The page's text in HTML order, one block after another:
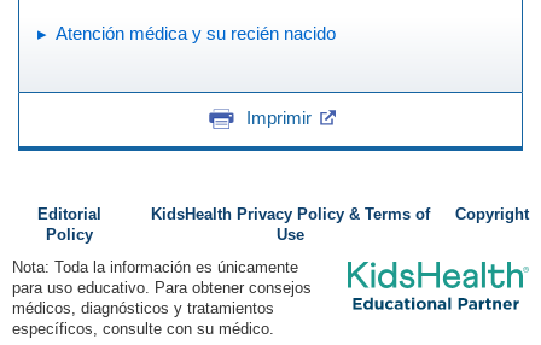
Atención médica y su recién nacido
Imprimir
Editorial
Policy
KidsHealth Privacy Policy & Terms of
Use
Copyright
Nota: Toda la información es únicamente
para uso educativo. Para obtener consejos
médicos, diagnósticos y tratamientos
específicos, consulte con su médico.